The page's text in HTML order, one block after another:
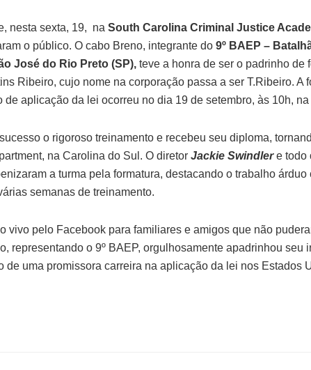
nesta sexta, 19, na South Carolina Criminal Justice
o público. O cabo Breno, integrante do 9º BAEP –
José do Rio Preto (SP), teve a honra de ser o padrinho de
Ribeiro, cujo nome na corporação passa a ser T.Ribeiro. A
de aplicação da lei ocorreu no dia 19 de setembro, às 10h,
o rigoroso treinamento e recebeu seu diploma,
na Carolina do Sul. O diretor Jackie Swindlere todo
a turma pela formatura, destacando o trabalho árduo
semanas de treinamento.
vivo pelo Facebook para familiares e amigos que não
representando o 9º BAEP, orgulhosamente apadrinhou seu
de uma promissora carreira na aplicação da lei nos Estados